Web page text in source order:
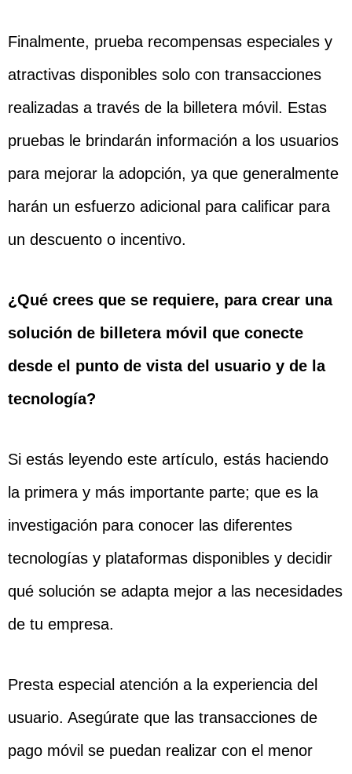
Finalmente, prueba recompensas especiales y
atractivas disponibles solo con transacciones
realizadas a través de la billetera móvil. Estas
pruebas le brindarán información a los usuarios
para mejorar la adopción, ya que generalmente
harán un esfuerzo adicional para calificar para
un descuento o incentivo.
¿Qué crees que se requiere, para crear una
solución de billetera móvil que conecte
desde el punto de vista del usuario y de la
tecnología?
Si estás leyendo este artículo, estás haciendo
la primera y más importante parte; que es la
investigación para conocer las diferentes
tecnologías y plataformas disponibles y decidir
qué solución se adapta mejor a las necesidades
de tu empresa.
Presta especial atención a la experiencia del
usuario. Asegúrate que las transacciones de
pago móvil se puedan realizar con el menor